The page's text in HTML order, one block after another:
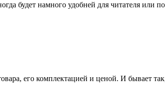
будет намного удобней для читателя или
его комплектацией и ценой. И бывает